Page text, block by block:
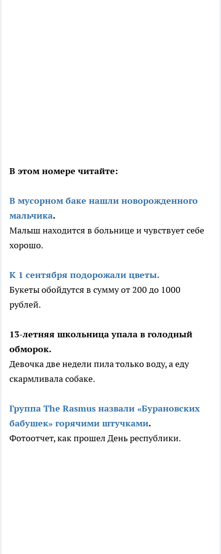
В этом номере читайте:
В мусорном баке нашли новорожденного
мальчика.
Малыш находится в больнице и чувствует себе
хорошо.
К 1 сентября подорожали цветы.
Букеты обойдутся в сумму от 200 до 1000
рублей.
13-летняя школьница упала в голодный
обморок.
Девочка две недели пила только воду, а еду
скармливала собаке.
Группа The Rasmus назвали «Бурановских
бабушек» горячими штучками.
Фотоотчет, как прошел День республики.